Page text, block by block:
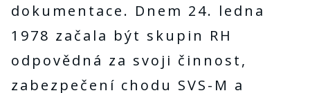
dokumentace. Dnem 24. ledna
1978 začala být skupin RH
odpovědná za svoji činnost,
zabezpečení chodu SVS-M a